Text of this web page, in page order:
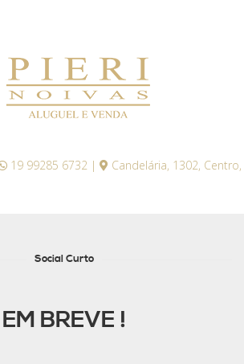
19 99285 6732 | Candelária, 1302,
Social Curto
EM BREVE !